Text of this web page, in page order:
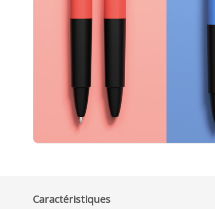
Caractéristiques